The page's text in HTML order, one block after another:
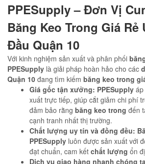
PPESupply – Đơn Vị
Băng Keo Trong Giá Rẻ
Đầu Quận 10
Với kinh nghiệm sản xuất và phân phối
PPESupply là giải pháp hoàn hảo cho các
Quận 10 đang tìm kiếm băng keo trong
Giá gốc tận xưởng: PPESupply
xuất trực tiếp, giúp cắt giảm chi phí
đảm bảo rằng băng keo trong đến
cạnh tranh nhất thị trường.
Chất lượng uy tín và đồng đều:
PPESupply luôn được sản xuất với
đạt chuẩn, cam kết chất lượng ổn
Dịch vụ giao hàng nhanh chóng